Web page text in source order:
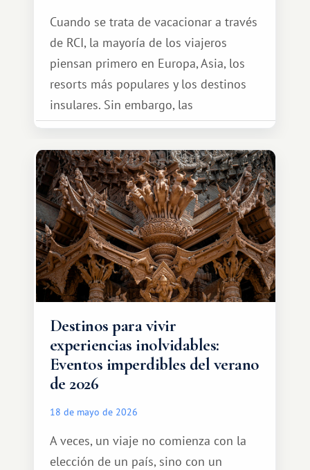
Cuando se trata de vacacionar a través
de RCI, la mayoría de los viajeros
piensan primero en Europa, Asia, los
resorts más populares y los destinos
insulares. Sin embargo, las
oportunidades que ofrece el sistema
de intercambio son mucho más
amplias. Entre ellas se encuentra
África, un continente que ofrece una
experiencia de viaje completamente
diferente.
Destinos para vivir
experiencias inolvidables:
Eventos imperdibles del verano
de 2026
18 de mayo de 2026
A veces, un viaje no comienza con la
elección de un país, sino con un